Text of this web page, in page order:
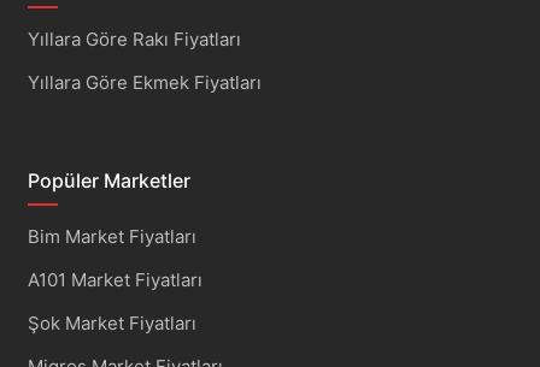
Yıllara Göre Rakı Fiyatları
Yıllara Göre Ekmek Fiyatları
Popüler Marketler
Bim Market Fiyatları
A101 Market Fiyatları
Şok Market Fiyatları